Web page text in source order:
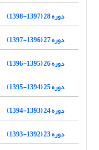
دوره 28 (1397-1398)
دوره 27 (1396-1397)
دوره 26 (1395-1396)
دوره 25 (1394-1395)
دوره 24 (1393-1394)
دوره 23 (1392-1393)